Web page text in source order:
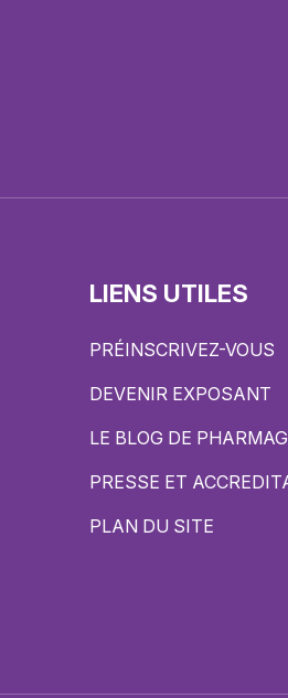
LIENS UTILES
PRÉINSCRIVEZ-VOUS
DEVENIR EXPOSANT
LE BLOG DE
PRESSE ET
PLAN DU SITE